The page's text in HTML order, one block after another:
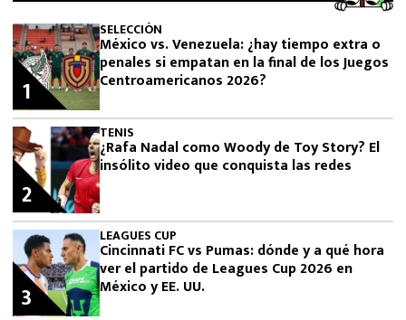
SELECCIÓN
México vs. Venezuela: ¿hay tiempo extra o
penales si empatan en la final de los Juegos
Centroamericanos 2026?
1
TENIS
¿Rafa Nadal como Woody de Toy Story? El
insólito video que conquista las redes
2
LEAGUES CUP
Cincinnati FC vs Pumas: dónde y a qué hora
ver el partido de Leagues Cup 2026 en
México y EE. UU.
3